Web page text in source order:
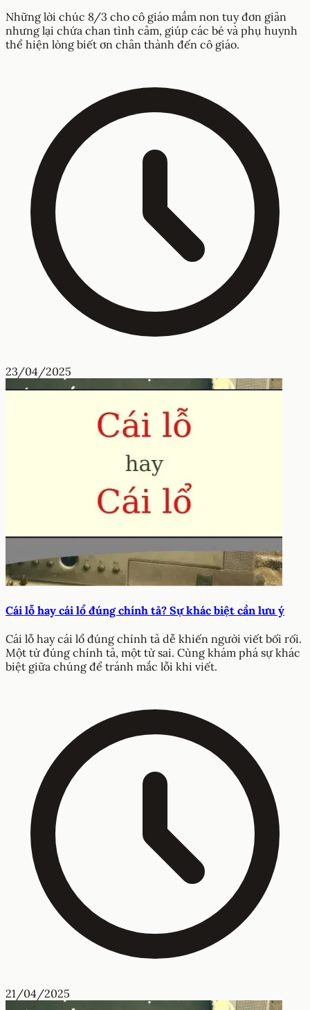
Những lời chúc 8/3 cho cô giáo mầm non tuy đơn giản
nhưng lại chứa chan tình cảm, giúp các bé và phụ huynh
thể hiện lòng biết ơn chân thành đến cô giáo.
23/04/2025
Cái lỗ hay cái lổ đúng chính tả? Sự khác biệt cần lưu ý
Cái lỗ hay cái lổ đúng chính tả dễ khiến người viết bối rối.
Một từ đúng chính tả, một từ sai. Cùng khám phá sự khác
biệt giữa chúng để tránh mắc lỗi khi viết.
21/04/2025